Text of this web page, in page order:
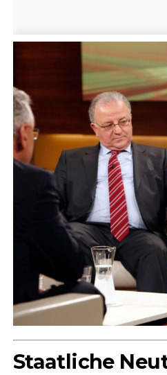
Staatliche